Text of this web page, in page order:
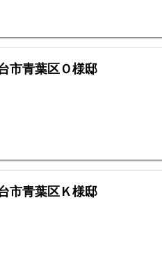
市青葉区Ｏ様邸
市青葉区Ｋ様邸